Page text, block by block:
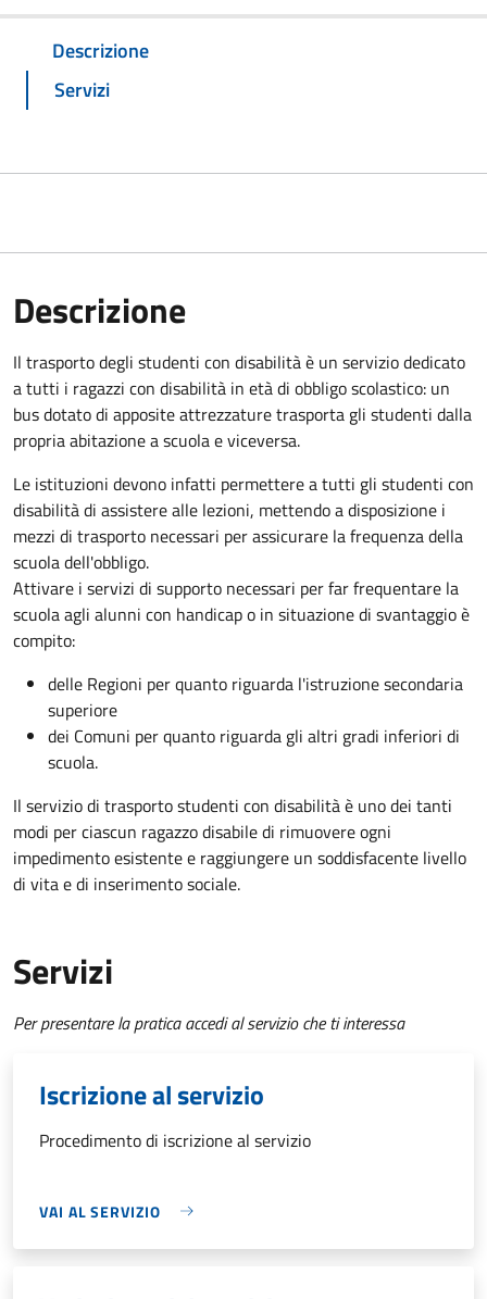
Descrizione
Servizi
Descrizione
Il trasporto degli studenti con disabilità è un servizio dedicato
a tutti i ragazzi con disabilità in età di obbligo scolastico: un
bus dotato di apposite attrezzature trasporta gli studenti dalla
propria abitazione a scuola e viceversa.
Le istituzioni devono infatti permettere a tutti gli studenti con
disabilità di assistere alle lezioni, mettendo a disposizione i
mezzi di trasporto necessari per assicurare la frequenza della
scuola dell'obbligo.
Attivare i servizi di supporto necessari per far frequentare la
scuola agli alunni con handicap o in situazione di svantaggio è
compito:
delle Regioni per quanto riguarda l'istruzione secondaria
superiore
dei Comuni per quanto riguarda gli altri gradi inferiori di
scuola.
Il servizio di trasporto studenti con disabilità è uno dei tanti
modi per ciascun ragazzo disabile di rimuovere ogni
impedimento esistente e raggiungere un soddisfacente livello
di vita e di inserimento sociale.
Servizi
Per presentare la pratica accedi al servizio che ti interessa
Iscrizione al servizio
Procedimento di iscrizione al servizio
VAI AL SERVIZIO